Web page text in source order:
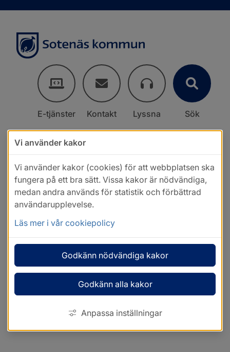
E-tjänster Kontakt Lyssna Sök
Vi använder kakor
Vi använder kakor (cookies) för att webbplatsen ska
fungera på ett bra sätt. Vissa kakor är nödvändiga,
medan andra används för statistik och förbättrad
användarupplevelse.
Läs mer i vår cookiepolicy
Godkänn nödvändiga kakor
Godkänn alla kakor
Anpassa inställningar